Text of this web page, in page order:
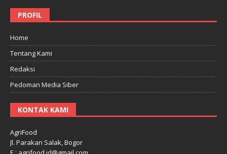
PROFIL
Home
Tentang Kami
Redaksi
Pedoman Media Siber
KONTAK KAMI
AgriFood
Jl. Parakan Salak, Bogor